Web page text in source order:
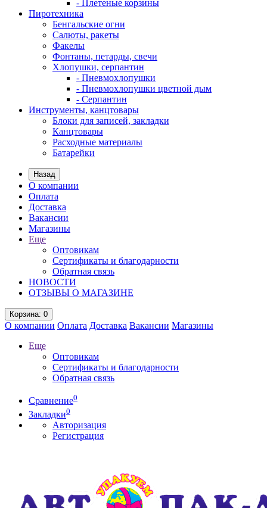
- Плетеные корзины
Пиротехника
Бенгальские огни
Салюты, ракеты
Факелы
Фонтаны, петарды, свечи
Хлопушки, серпантин
- Пневмохлопушки
- Пневмохлопушки цветной дым
- Серпантин
Инструменты, канцтовары
Блоки для записей, закладки
Канцтовары
Расходные материалы
Батарейки
Назад
О компании
Оплата
Доставка
Вакансии
Магазины
Еще
Оптовикам
Сертификаты и благодарности
Обратная связь
НОВОСТИ
ОТЗЫВЫ О МАГАЗИНЕ
Корзина: 0
О компании Оплата Доставка Вакансии Магазины
Еще
Оптовикам
Сертификаты и благодарности
Обратная связь
Сравнение0
Закладки0
Авторизация
Регистрация